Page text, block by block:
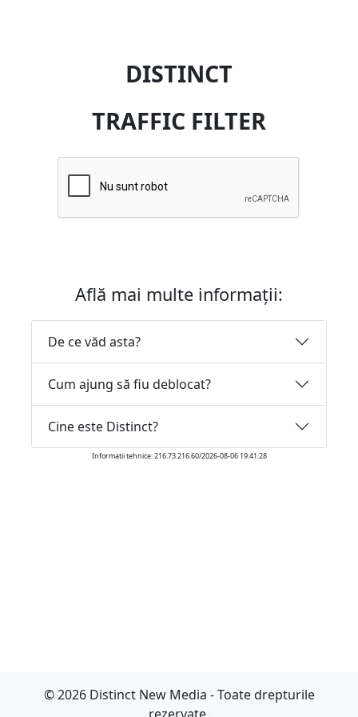
DISTINCT
TRAFFIC FILTER
Află mai multe informații:
De ce văd asta?
Cum ajung să fiu deblocat?
Cine este Distinct?
Informatii tehnice: 216.73.216.60/2026-08-06 19:41:28
© 2026 Distinct New Media - Toate drepturile